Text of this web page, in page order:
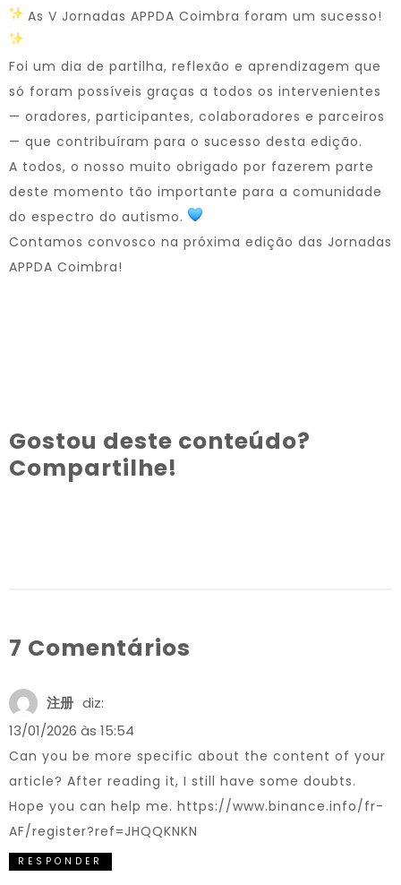
As V Jornadas APPDA Coimbra foram um sucesso!
Foi um dia de partilha, reflexão e aprendizagem que
só foram possíveis graças a todos os intervenientes
— oradores, participantes, colaboradores e parceiros
— que contribuíram para o sucesso desta edição.
A todos, o nosso muito obrigado por fazerem parte
deste momento tão importante para a comunidade
do espectro do autismo.
Contamos convosco na próxima edição das Jornadas
APPDA Coimbra!
Gostou deste conteúdo?
Compartilhe!
7 Comentários
注册 diz:
13/01/2026 às 15:54
Can you be more specific about the content of your
article? After reading it, I still have some doubts.
Hope you can help me. https://www.binance.info/fr-
AF/register?ref=JHQQKNKN
RESPONDER